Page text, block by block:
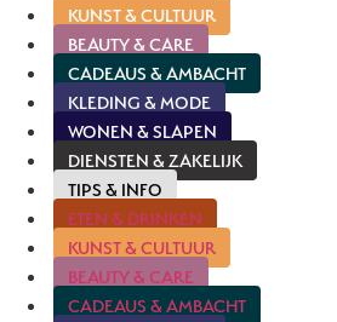
KUNST & CULTUUR
BEAUTY & CARE
CADEAUS & AMBACHT
KLEDING & MODE
WONEN & SLAPEN
DIENSTEN & ZAKELIJK
TIPS & INFO
ETEN & DRINKEN
KUNST & CULTUUR
BEAUTY & CARE
CADEAUS & AMBACHT